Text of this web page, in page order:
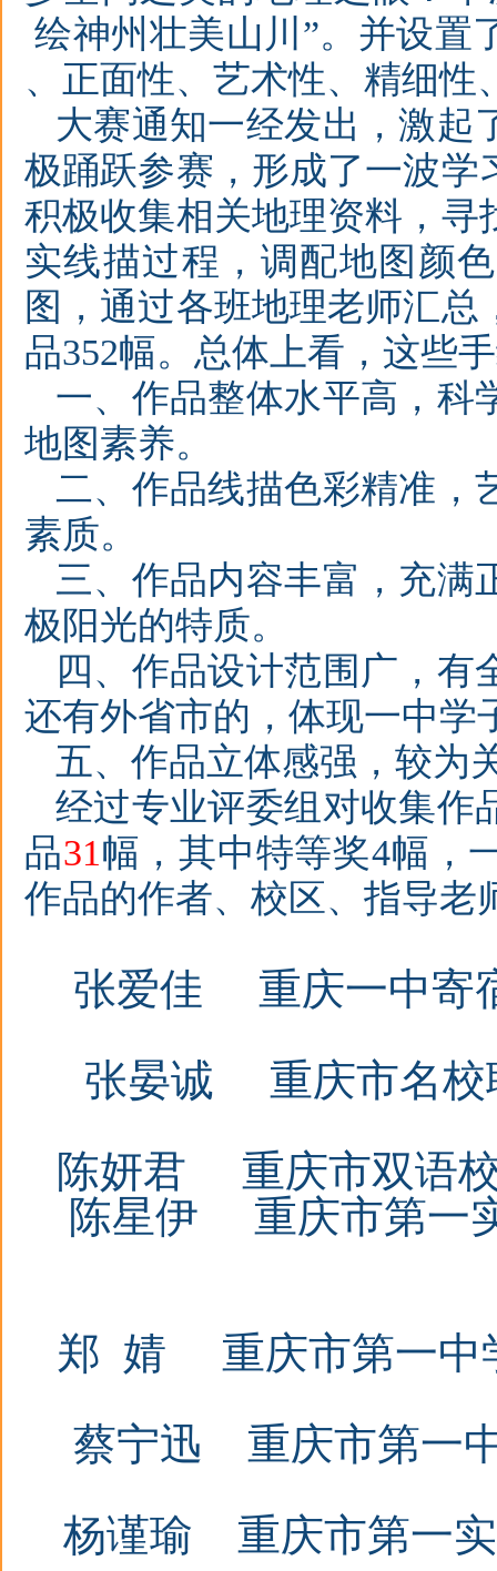
绘神州壮美山川”。并设置
、正面性、艺术性、精细性
大赛通知一经发出，激起
极踊跃参赛，形成了一波
积极收集相关地理资料，
实线描过程，调配地图颜
图，通过各班地理老师汇
品352幅。总体上看，这些
一、 作品整体水平高，科
地图素养。
二、 作品线描色彩精准，
素质。
三、 作品内容丰富，充满
极阳光的特质。
四、 作品设计范围广，有
还有外省市的，体现一中学
五、 作品立体感强，较为
经过专业评委组对收集作
品31幅，其中特等奖4幅，
作品的作者、校区、指导老
张爱佳 重庆一中
张晏诚 重庆市名
陈妍君 重庆市双
陈星伊 重庆市第一
郑 婧 重庆市第一
蔡宁迅 重庆市第
杨谨瑜 重庆市第一